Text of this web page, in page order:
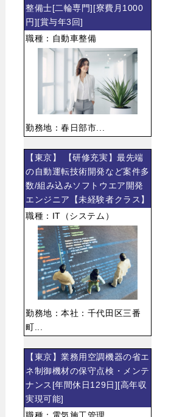
整備士[二輪専門][寮費月1000
円][賞与年3回]
職種：自動車整備
勤務地：春日部市...
【東京】 【研修充実】最先端
の自動運転技術開発など案件多
数/組み込みソフトウエア開発
エンジニア【未経験者クラス】
職種：IT（システム）
勤務地：本社：千代田区三番
町...
【東京】業務用空調機器の省エ
ネ制御機材の保守点検・メンテ
ナンス[年間休日129日][高年収
実現可能]